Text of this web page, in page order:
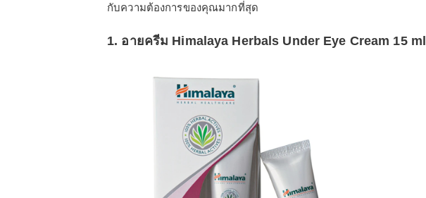
กับความต้องการของคุณมากที่สุด
1. อายครีม Himalaya Herbals Under Eye Cream 15 ml